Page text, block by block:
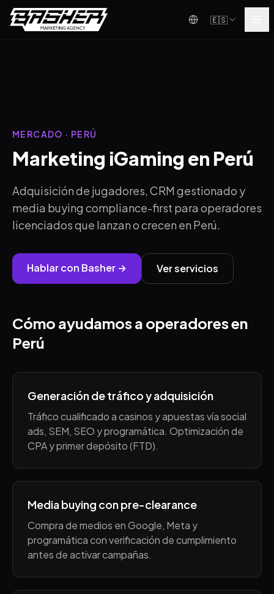
🇪🇸
MERCADO · PERÚ
Marketing iGaming en Perú
Adquisición de jugadores, CRM gestionado y
media buying compliance-first para operadores
licenciados que lanzan o crecen en Perú.
Hablar con Basher → Ver servicios
Cómo ayudamos a operadores en
Perú
Generación de tráfico y adquisición
Tráfico cualificado a casinos y apuestas vía social
ads, SEM, SEO y programática. Optimización de
CPA y primer depósito (FTD).
Media buying con pre-clearance
Compra de medios en Google, Meta y
programática con verificación de cumplimiento
antes de activar campañas.